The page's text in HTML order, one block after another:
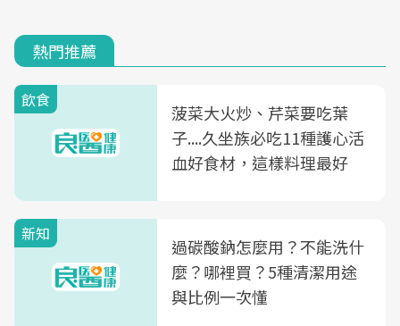
熱門推薦
飲食
菠菜大火炒、芹菜要吃葉
子....久坐族必吃11種護心活
血好食材，這樣料理最好
新知
過碳酸鈉怎麼用？不能洗什
麼？哪裡買？5種清潔用途
與比例一次懂